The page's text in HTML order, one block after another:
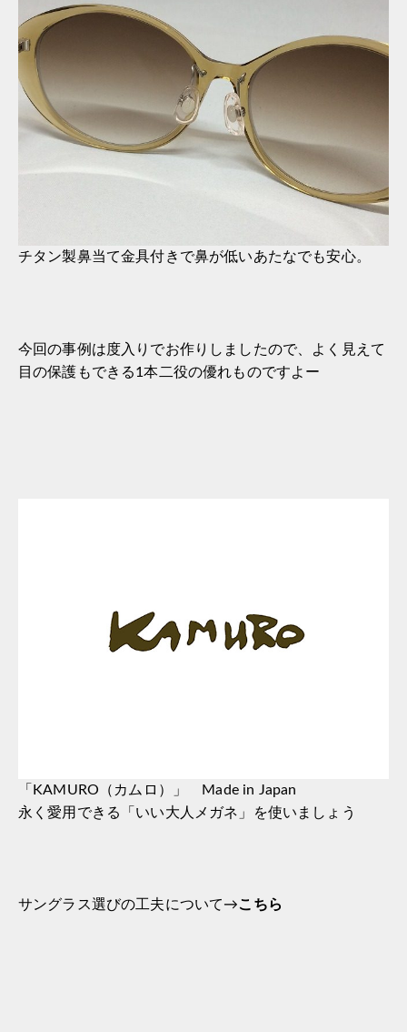
チタン製鼻当て金具付きで鼻が低いあたなでも安心。
今回の事例は度入りでお作りしましたので、よく見えて
目の保護もできる1本二役の優れものですよー
「KAMURO（カムロ）」 Made in Japan
永く愛用できる「いい大人メガネ」を使いましょう
サングラス選びの工夫について→こちら